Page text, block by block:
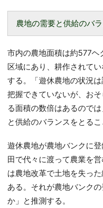
農地の需要と供給のバ
市内の農地面積は約577ヘ
区域にあり、耕作されて
する。「遊休農地の状況
把握できていないが、お
る面積の数倍はあるので
と供給のバランスをとるこ
遊休農地が農地バンクに
田で代々に渡って農業を
は農地改革で土地を失っ
ある。それが農地バンク
か」と推測する。